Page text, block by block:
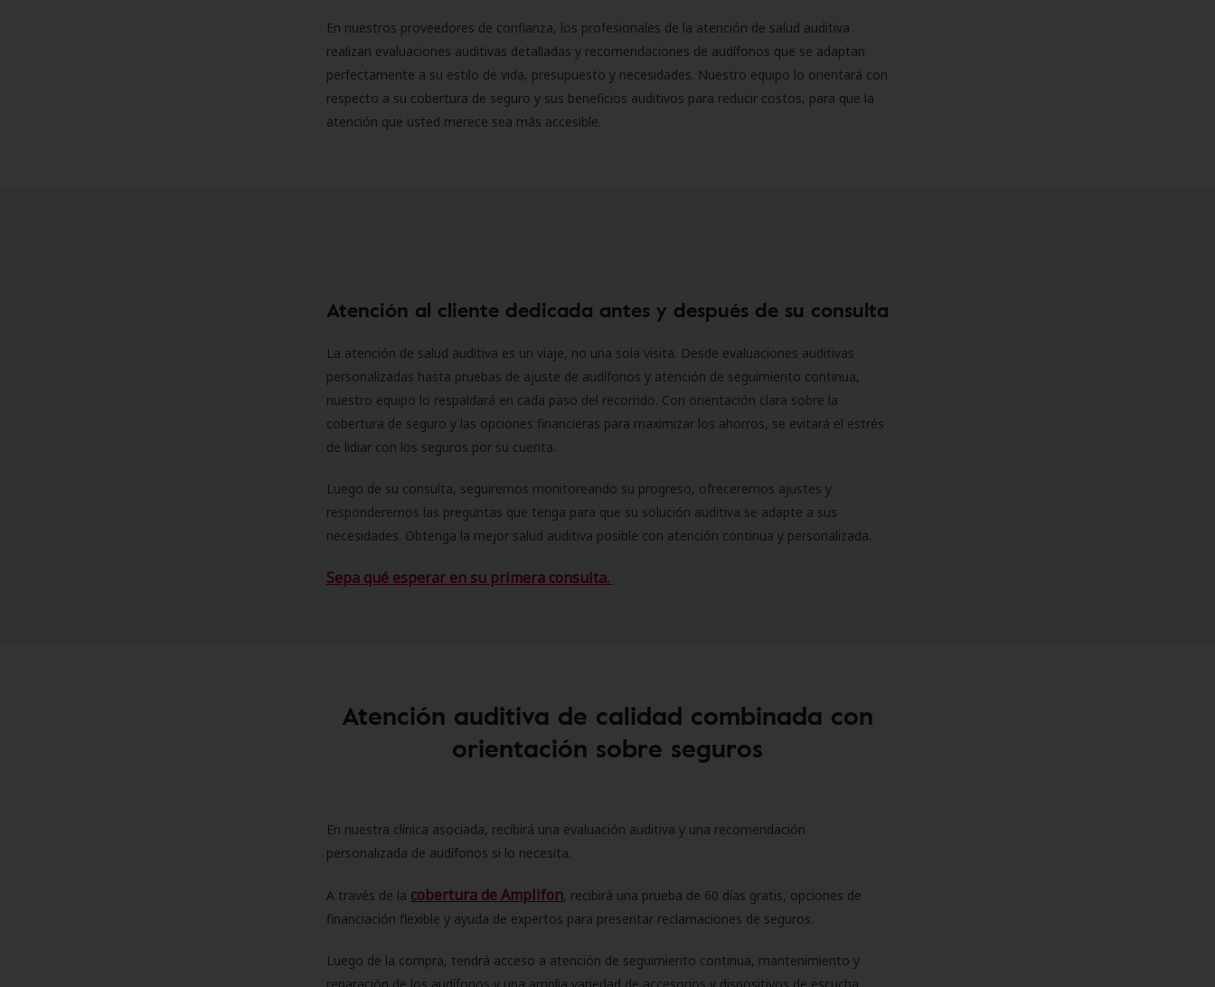
En nuestros proveedores de confianza, los profesionales de la atención de salud auditiva
realizan evaluaciones auditivas detalladas y recomendaciones de audífonos que se adaptan
perfectamente a su estilo de vida, presupuesto y necesidades. Nuestro equipo lo orientará con
respecto a su cobertura de seguro y sus beneficios auditivos para reducir costos, para que la
atención que usted merece sea más accesible.
Atención al cliente dedicada antes y después de su consulta
La atención de salud auditiva es un viaje, no una sola visita. Desde evaluaciones auditivas
personalizadas hasta pruebas de ajuste de audífonos y atención de seguimiento continua,
nuestro equipo lo respaldará en cada paso del recorrido. Con orientación clara sobre la
cobertura de seguro y las opciones financieras para maximizar los ahorros, se evitará el estrés
de lidiar con los seguros por su cuenta.
Luego de su consulta, seguiremos monitoreando su progreso, ofreceremos ajustes y
responderemos las preguntas que tenga para que su solución auditiva se adapte a sus
necesidades. Obtenga la mejor salud auditiva posible con atención continua y personalizada.
Sepa qué esperar en su primera consulta.
Atención auditiva de calidad combinada con
orientación sobre seguros
En nuestra clínica asociada, recibirá una evaluación auditiva y una recomendación
personalizada de audífonos si lo necesita.
A través de la cobertura de Amplifon, recibirá una prueba de 60 días gratis, opciones de
financiación flexible y ayuda de expertos para presentar reclamaciones de seguros.
Luego de la compra, tendrá acceso a atención de seguimiento continua, mantenimiento y